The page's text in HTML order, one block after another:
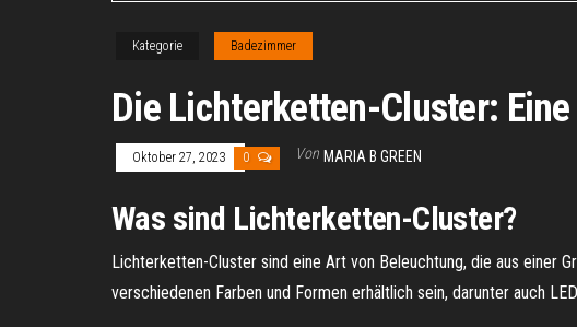
Kategorie Badezimmer
Die Lichterketten-Cluster:
Oktober 27, 2023 0 Von MARIA B GREEN
Was sind Lichterketten-Cluster?
Lichterketten-Cluster sind eine Art von Beleuchtung, die aus einer
verschiedenen Farben und Formen erhältlich sein, darunter auch